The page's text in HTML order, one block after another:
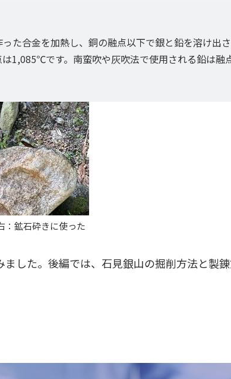
た合金を加熱し、銅の融点以下で銀と鉛を溶け出
1,085℃です。南蛮吹や灰吹法で使用される鉛は融
きに使った
した。後編では、石見銀山の掘削方法と製